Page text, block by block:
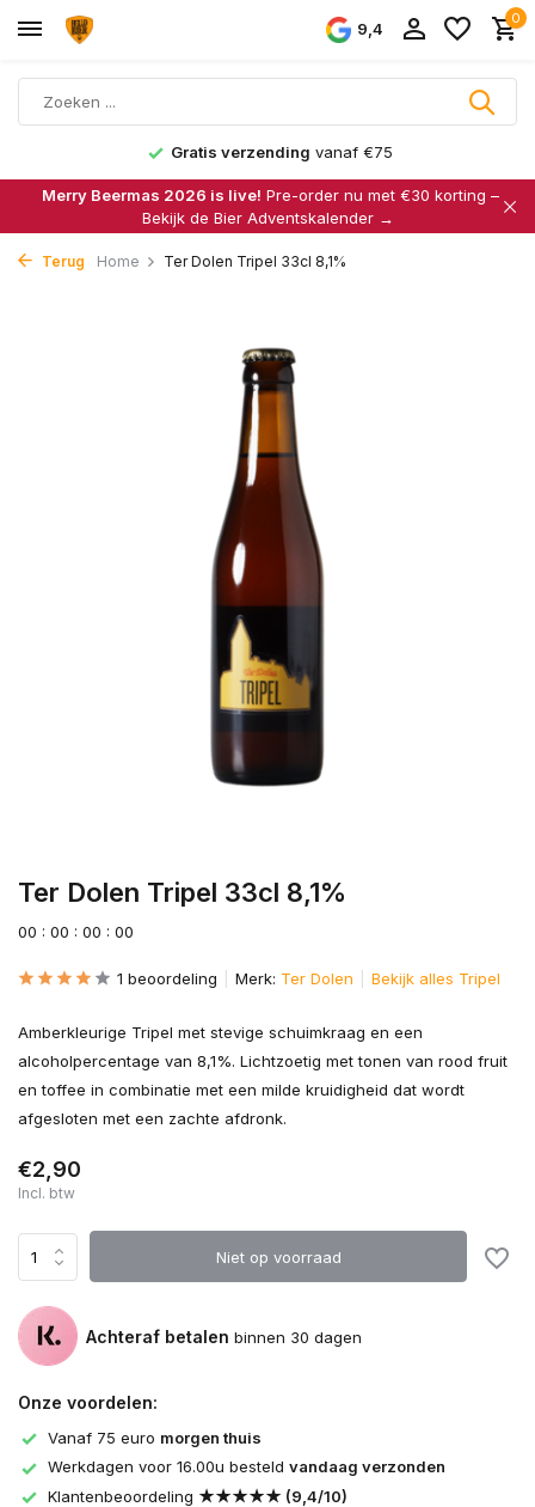
9,4
0
Gratis verzending vanaf €75
Merry Beermas 2026 is live! Pre-order nu met €30 korting –
Bekijk de Bier Adventskalender →
Terug Home Ter Dolen Tripel 33cl 8,1%
Ter Dolen Tripel 33cl 8,1%
00 : 00 : 00 : 00
1 beoordeling Merk: Ter Dolen Bekijk alles Tripel
Amberkleurige Tripel met stevige schuimkraag en een
alcoholpercentage van 8,1%. Lichtzoetig met tonen van rood fruit
en toffee in combinatie met een milde kruidigheid dat wordt
afgesloten met een zachte afdronk.
€2,90
Incl. btw
Niet op voorraad
Achteraf betalen binnen 30 dagen
Onze voordelen:
Vanaf 75 euro morgen thuis
Werkdagen voor 16.00u besteld vandaag verzonden
Klantenbeoordeling ★★★★★ (9,4/10)